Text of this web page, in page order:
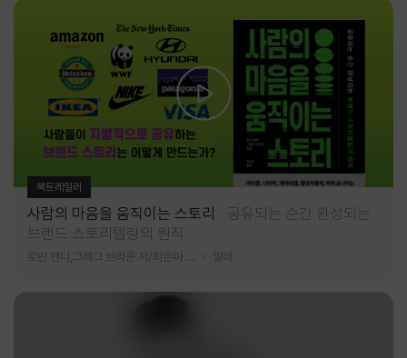
북트레일러
사람의 마음을 움직이는 스토리
공유되는 순간 완성되는
브랜드 스토리텔링의 원칙
알레